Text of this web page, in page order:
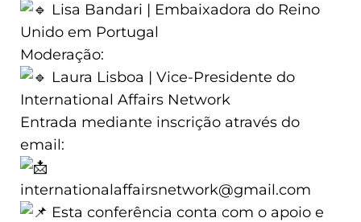
Lisa Bandari | Embaixadora do Reino
Unido em Portugal
Moderação:
Laura Lisboa | Vice-Presidente do
International Affairs Network
Entrada mediante inscrição através do
email:
internationalaffairsnetwork@gmail.com
Esta conferência conta com o apoio e